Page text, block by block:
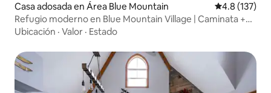
Casa adosada en Área Blue Mountain Calificación
4.8 (137)
Refugio moderno en Blue Mountain Village | Caminata +
servicio de traslado
Ubicación · Valor · Estado